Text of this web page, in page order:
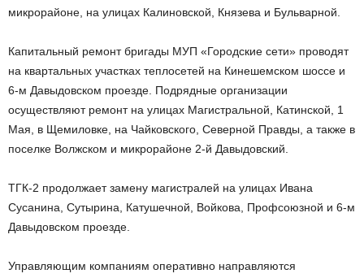
микрорайоне, на улицах Калиновской, Князева и Бульварной.
Капитальный ремонт бригады МУП «Городские сети» проводят
на квартальных участках теплосетей на Кинешемском шоссе и
6-м Давыдовском проезде. Подрядные организации
осуществляют ремонт на улицах Магистральной, Катинской, 1
Мая, в Щемиловке, на Чайковского, Северной Правды, а также в
поселке Волжском и микрорайоне 2-й Давыдовский.
ТГК-2 продолжает замену магистралей на улицах Ивана
Сусанина, Сутырина, Катушечной, Войкова, Профсоюзной и 6-м
Давыдовском проезде.
Управляющим компаниям оперативно направляются